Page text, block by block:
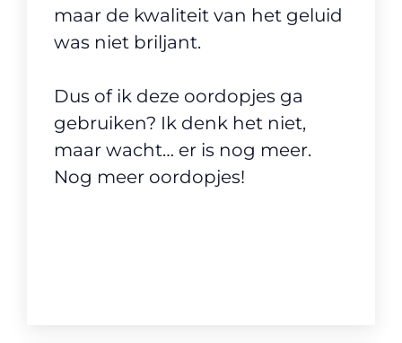
maar de kwaliteit van het geluid
was niet briljant.
Dus of ik deze oordopjes ga
gebruiken? Ik denk het niet,
maar wacht… er is nog meer.
Nog meer oordopjes!